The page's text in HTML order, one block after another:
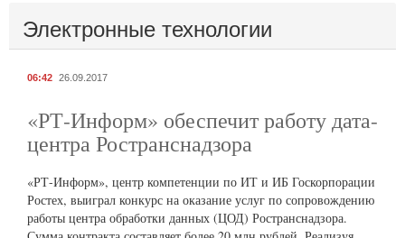
Электронные технологии
06:42 26.09.2017
«РТ-Информ» обеспечит работу дата-
центра Ространснадзора
«РТ-Информ», центр компетенции по ИТ и ИБ Госкорпорации
Ростех, выиграл конкурс на оказание услуг по сопровождению
работы центра обработки данных (ЦОД) Ространснадзора.